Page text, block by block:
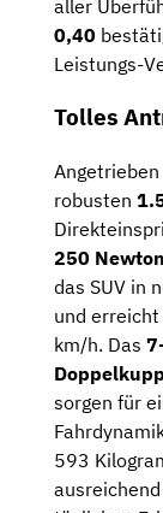
aller
0,40
Leistungs-
Tolles
robusten
250
das SUV in
und
km/h. Das
sorgen für
593